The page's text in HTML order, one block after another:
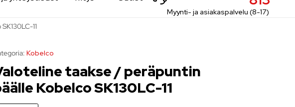
Myynti- ja asiakaspalvelu (8-17)
11
Kobelco
taakse / peräpuntin
Kobelco SK130LC-11